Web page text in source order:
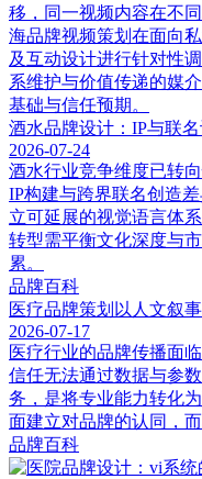
移，同一视频内容在不
海品牌视频策划在面向
及互动设计进行针对性
系维护与价值传递的媒
基础与信任预期。
酒水品牌设计：IP与联
2026-07-24
酒水行业竞争维度已转
IP构建与跨界联名创造
立可延展的视觉语言体
转型需平衡文化深度与
累。
品牌百科
医疗品牌策划以人文叙
2026-07-17
医疗行业的品牌传播面
信任无法通过数据与参
务，是将专业能力转化
面建立对品牌的认同，
品牌百科